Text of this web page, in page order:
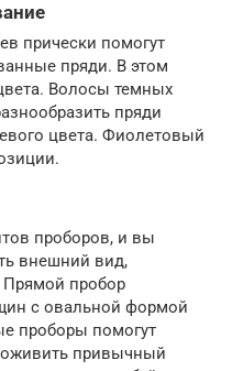
прически помогут
пряди. В этом
Волосы темных
пряди
цвета. Фиолетовый
проборов, и вы
внешний вид,
Прямой пробор
с овальной формой
проборы помогут
оживить привычный